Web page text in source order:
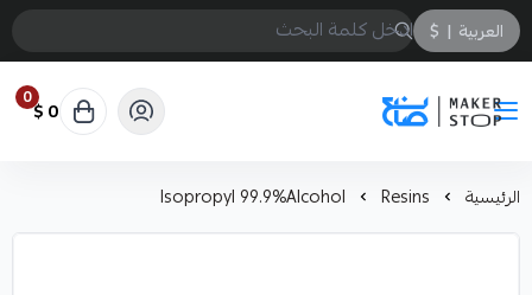
العربية |
$
صانع
0 0 $
الرئيسية Resins
Isopropyl 99.9%Alcohol